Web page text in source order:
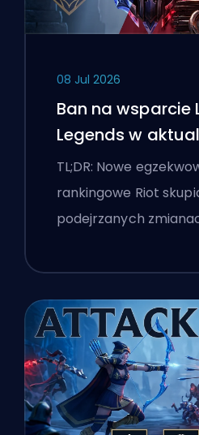
08 Jul 2026
Ban na wsparcie
Legends w
flagi boostingu
TL;DR: Nowe
rankingowe Riot
podejrzanych